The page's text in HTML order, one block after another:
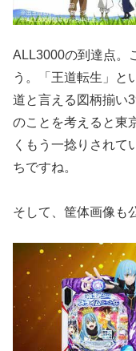
ALL3000の到達点。
う。「王道転生」と
道と言える図柄揃い
のことを考えると東
くもう一捻りされて
ちですね。
そして、筐体画像も